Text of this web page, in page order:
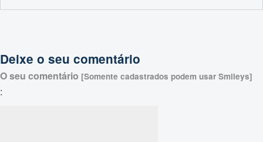
Deixe o seu comentário
O seu comentário [Somente cadastrados podem usar Smileys]
: